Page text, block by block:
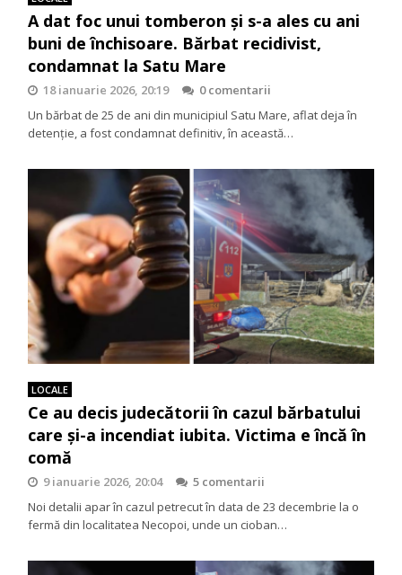
A dat foc unui tomberon și s-a ales cu ani
buni de închisoare. Bărbat recidivist,
condamnat la Satu Mare
18 ianuarie 2026, 20:19
0 comentarii
Un bărbat de 25 de ani din municipiul Satu Mare, aflat deja în
detenție, a fost condamnat definitiv, în această…
LOCALE
Ce au decis judecătorii în cazul bărbatului
care și-a incendiat iubita. Victima e încă în
comă
9 ianuarie 2026, 20:04
5 comentarii
Noi detalii apar în cazul petrecut în data de 23 decembrie la o
fermă din localitatea Necopoi, unde un cioban…